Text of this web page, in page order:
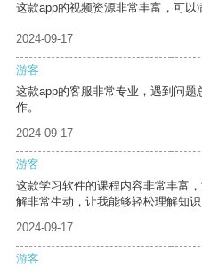
这款app的视频资源非常丰富，可以
2024-09-17
游客
这款app的客服非常专业，遇到问
作。
2024-09-17
游客
这款学习软件的课程内容非常丰富
解非常生动，让我能够轻松理解知识
2024-09-17
游客